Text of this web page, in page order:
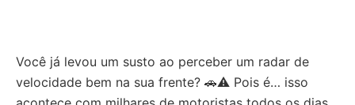
Você já levou um susto ao perceber um radar de
velocidade bem na sua frente? 🚗⚠️ Pois é… isso